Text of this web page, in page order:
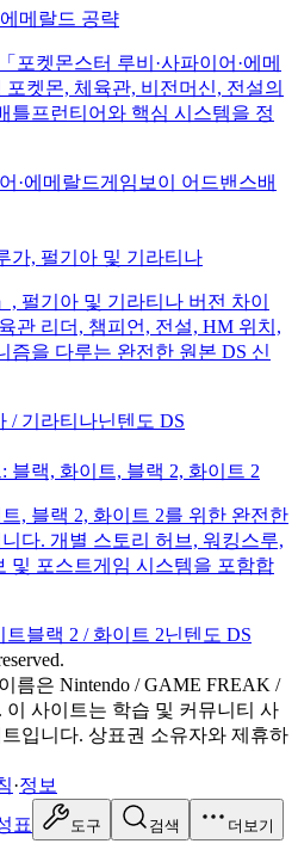
메랄드 공략
포켓몬스터 루비·사파이어·에메
켓몬, 체육관, 비전머신, 전설의
틀프런티어와 핵심 시스템을 정
·에메랄드게임보이 어드밴스배
가, 펄기아 및 기라티나
, 펄기아 및 기라티나 버전 차이
관 리더, 챔피언, 전설, HM 위치,
즘을 다루는 완전한 원본 DS 신
/ 기라티나닌텐도 DS
블랙, 화이트, 블랙 2, 화이트 2
, 블랙 2, 화이트 2를 위한 완전한
다. 개별 스토리 허브, 워킹스루,
및 포스트게임 시스템을 포함합
트블랙 2 / 화이트 2닌텐도 DS
름은 Nintendo / GAME FREAK /
이 사이트는 학습 및 커뮤니티 사
입니다. 상표권 소유자와 제휴하
·정보
표 도구 검색 더보기